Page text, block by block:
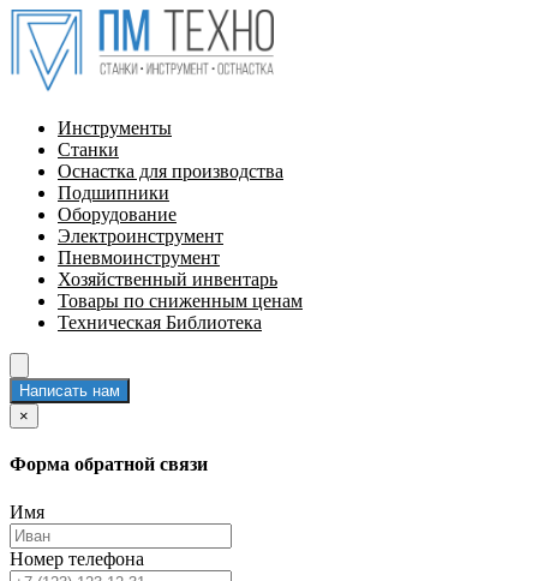
Инструменты
Станки
Оснастка для производства
Подшипники
Оборудование
Электроинструмент
Пневмоинструмент
Хозяйственный инвентарь
Товары по сниженным ценам
Техническая Библиотека
Написать нам
×
Форма обратной связи
Имя
Номер телефона